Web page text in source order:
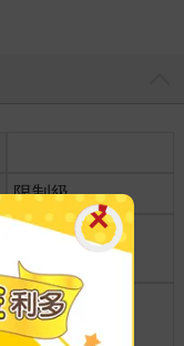
限制級
18.2*12.9*1.5
成人適讀